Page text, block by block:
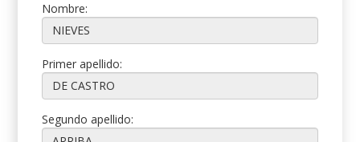
Nombre:
Primer apellido:
Segundo apellido: